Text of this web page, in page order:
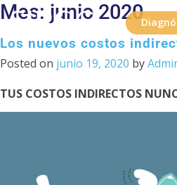
Mes: junio 2020
Los nuevos costos
Posted on junio 19, 2020 by
TUS COSTOS INDIRECTOS